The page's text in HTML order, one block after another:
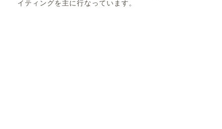
イティングを主に行なっています。